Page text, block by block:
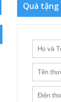
Quà tặng